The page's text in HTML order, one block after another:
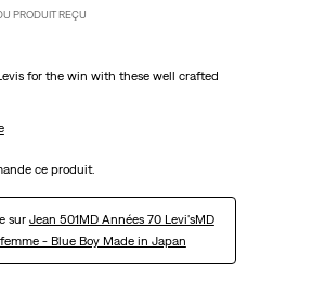
PRODUIT REÇU
for the win with these well crafted
ce produit.
sur Jean 501MD Années 70 Levi'sMD
- Blue Boy Made in Japan